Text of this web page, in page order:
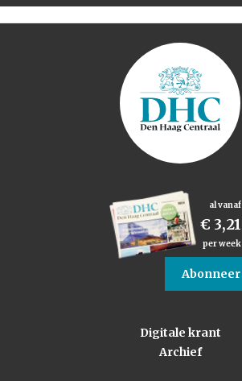
al vanaf
€ 3,21
per week
Abonneer
Digitale krant
Archief